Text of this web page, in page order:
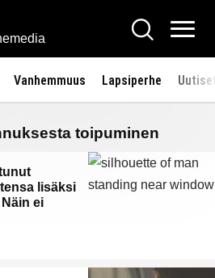
Hae
Vanhemmuus Lapsiperhe
toipuminen
lisäksi
ei